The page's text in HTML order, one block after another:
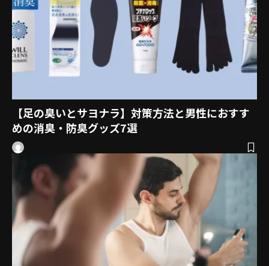
【足の臭いとサヨナラ】対策方法と男性におすす
めの消臭・防臭グッズ7選